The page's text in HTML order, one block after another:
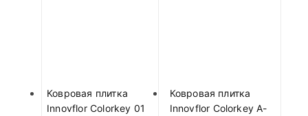
Ковровая плитка
Innovflor Colorkey 01
Ковровая плитка
Innovflor Colorkey A-